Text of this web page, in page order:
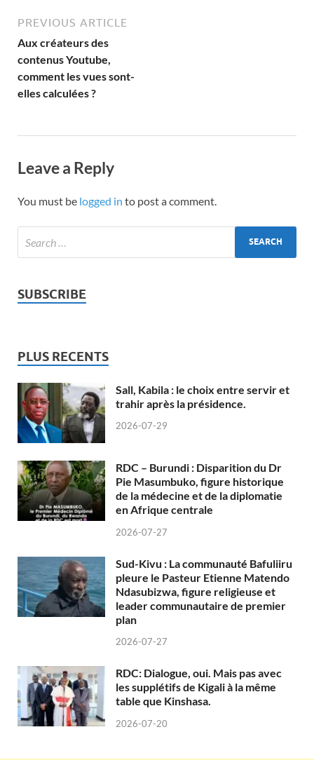
PREVIOUS ARTICLE
Aux créateurs des
contenus Youtube,
comment les vues sont-
elles calculées ?
Leave a Reply
You must be logged in to post a comment.
SUBSCRIBE
PLUS RECENTS
Sall, Kabila : le choix entre servir et
trahir après la présidence.
2026-07-29
RDC – Burundi : Disparition du Dr
Pie Masumbuko, figure historique
de la médecine et de la diplomatie
en Afrique centrale
2026-07-27
Sud-Kivu : La communauté Bafuliiru
pleure le Pasteur Etienne Matendo
Ndasubizwa, figure religieuse et
leader communautaire de premier
plan
2026-07-27
RDC: Dialogue, oui. Mais pas avec
les supplétifs de Kigali à la même
table que Kinshasa.
2026-07-20